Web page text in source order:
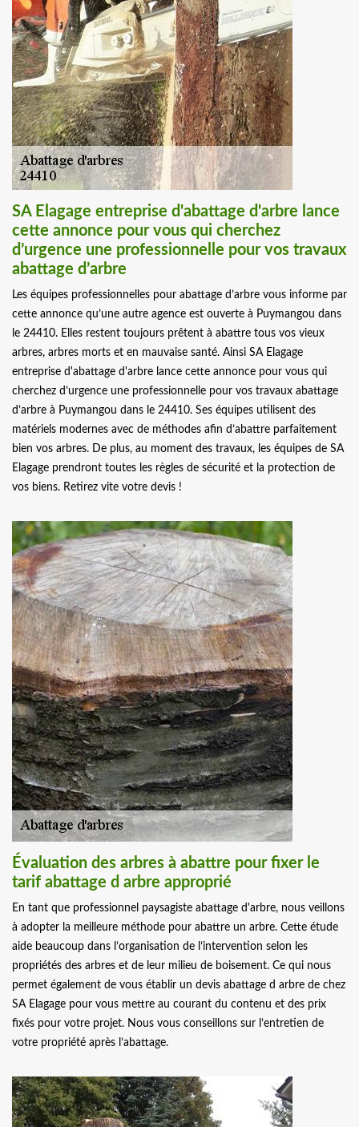
SA Elagage entreprise d'abattage d'arbre lance
cette annonce pour vous qui cherchez
d’urgence une professionnelle pour vos travaux
abattage d’arbre
Les équipes professionnelles pour abattage d’arbre vous informe par
cette annonce qu’une autre agence est ouverte à Puymangou dans
le 24410. Elles restent toujours prêtent à abattre tous vos vieux
arbres, arbres morts et en mauvaise santé. Ainsi SA Elagage
entreprise d'abattage d'arbre lance cette annonce pour vous qui
cherchez d’urgence une professionnelle pour vos travaux abattage
d’arbre à Puymangou dans le 24410. Ses équipes utilisent des
matériels modernes avec de méthodes afin d’abattre parfaitement
bien vos arbres. De plus, au moment des travaux, les équipes de SA
Elagage prendront toutes les règles de sécurité et la protection de
vos biens. Retirez vite votre devis !
Évaluation des arbres à abattre pour fixer le
tarif abattage d arbre approprié
En tant que professionnel paysagiste abattage d'arbre, nous veillons
à adopter la meilleure méthode pour abattre un arbre. Cette étude
aide beaucoup dans l’organisation de l’intervention selon les
propriétés des arbres et de leur milieu de boisement. Ce qui nous
permet également de vous établir un devis abattage d arbre de chez
SA Elagage pour vous mettre au courant du contenu et des prix
fixés pour votre projet. Nous vous conseillons sur l’entretien de
votre propriété après l’abattage.